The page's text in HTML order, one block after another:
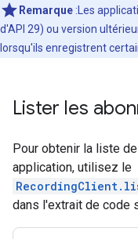
Remarque :Les
d'API 29) ou version
lorsqu'ils enregistrent
Lister les
Pour obtenir la liste
application, utilisez le
dans l'extrait de code